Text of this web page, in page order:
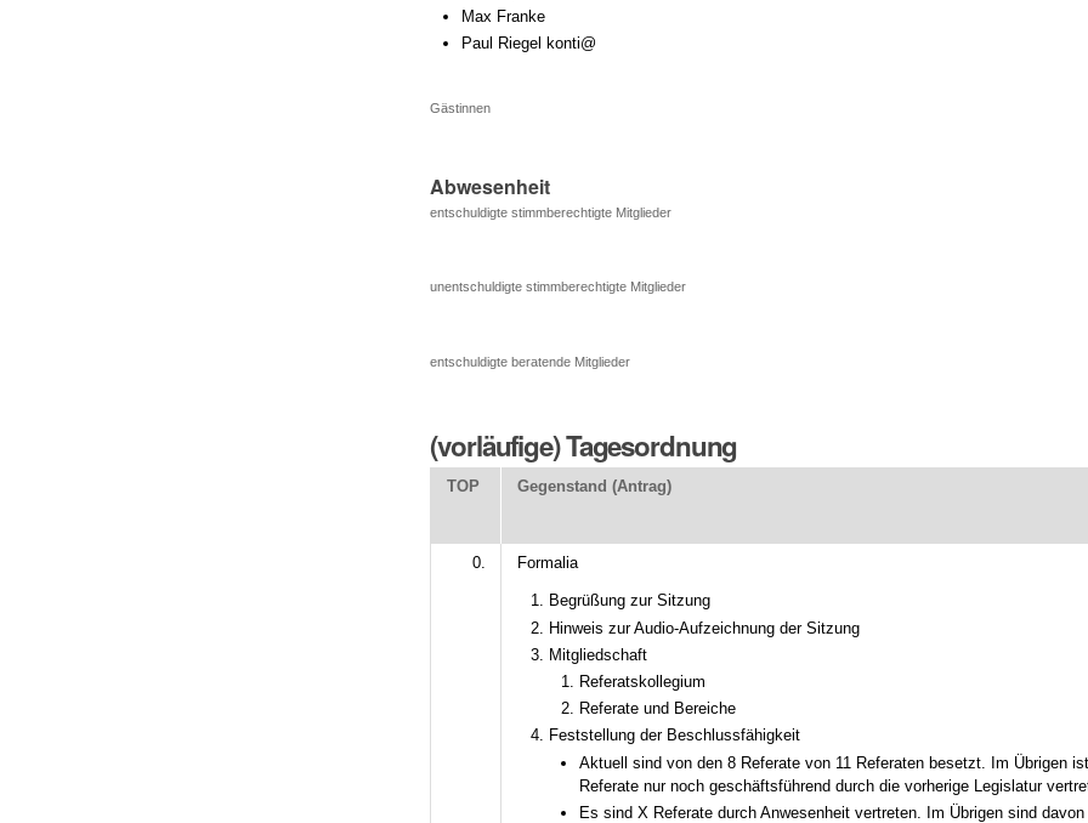
Max Franke
Paul Riegel konti@
Gästinnen
Abwesenheit
entschuldigte stimmberechtigte Mitglieder
unentschuldigte stimmberechtigte Mitglieder
entschuldigte beratende Mitglieder
(vorläufige) Tagesordnung
TOP Gegenstand (Antrag)
0. Formalia
Begrüßung zur Sitzung
Hinweis zur Audio-Aufzeichnung der Sitzung
Mitgliedschaft
Referatskollegium
Referate und Bereiche
Feststellung der Beschlussfähigkeit
Aktuell sind von den 8 Referate von 11 Referaten besetzt. Im Übrigen
Referate nur noch geschäftsführend durch die vorherige Legislatur
Es sind X Referate durch Anwesenheit vertreten. Im Übrigen sind